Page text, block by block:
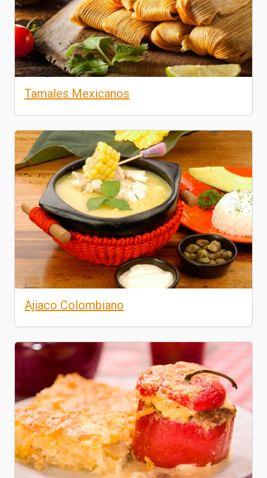
Tamales Mexicanos
Ajiaco Colombiano